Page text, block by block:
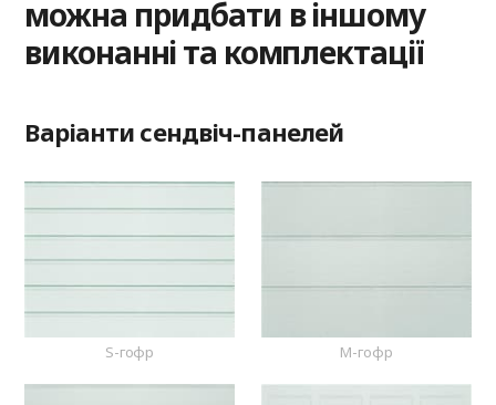
можна придбати в іншому
виконанні та комплектації
Варіанти сендвіч-панелей
S-гофр M-гофр